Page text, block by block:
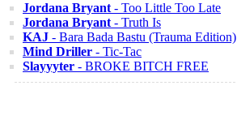
Jordana Bryant - Too Little Too Late
Jordana Bryant - Truth Is
KAJ - Bara Bada Bastu (Trauma Edition)
Mind Driller - Tic-Tac
Slayyyter - BROKE BITCH FREE